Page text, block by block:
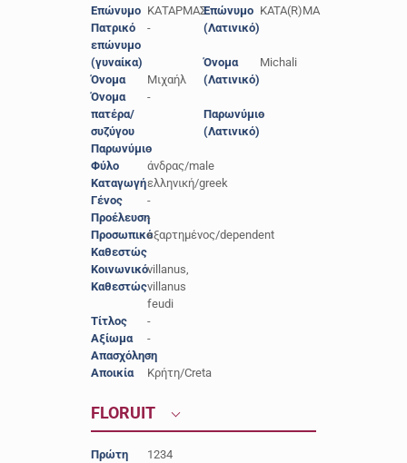
Επώνυμο ΚΑΤΑΡΜΑΣ
Πατρικό
επώνυμο
(γυναίκα)
-
Όνομα
Μιχαήλ
Όνομα
πατέρα/
συζύγου
-
Παρωνύμιο
-
Φύλο
άνδρας/male
Καταγωγήελληνική/greek
Γένος
-
Προέλευση-
Προσωπικό
Καθεστώς
εξαρτημένος/dependent
Κοινωνικό
Καθεστώς
villanus,
villanus
feudi
Τίτλος
-
Αξίωμα
-
Απασχόληση
-
Αποικία
Κρήτη/Creta
Επώνυμο
(Λατινικό)
KATA(R)MA
Όνομα
(Λατινικό)
Michali
Παρωνύμιο
(Λατινικό)
-
FLORUIT
Πρώτη
1234